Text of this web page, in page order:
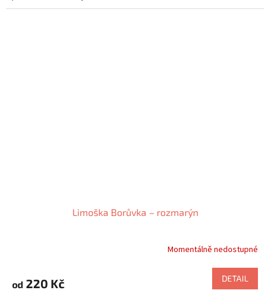
hvězdiček.
Limoška Borůvka – rozmarýn
Momentálně nedostupné
od 220 Kč DETAIL